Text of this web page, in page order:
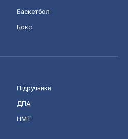
Баскетбол
Бокс
Підручники
ДПА
НМТ